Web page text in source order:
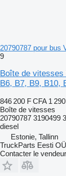
20790787 pour bus
9
Boîte de vitesses
B6, B7, B9, B10,
846 200 F CFA 1
Boîte de vitesses
20790787 3190499
diesel
Estonie, Tallinn
TruckParts Eesti OÜ
Contacter le vendeur